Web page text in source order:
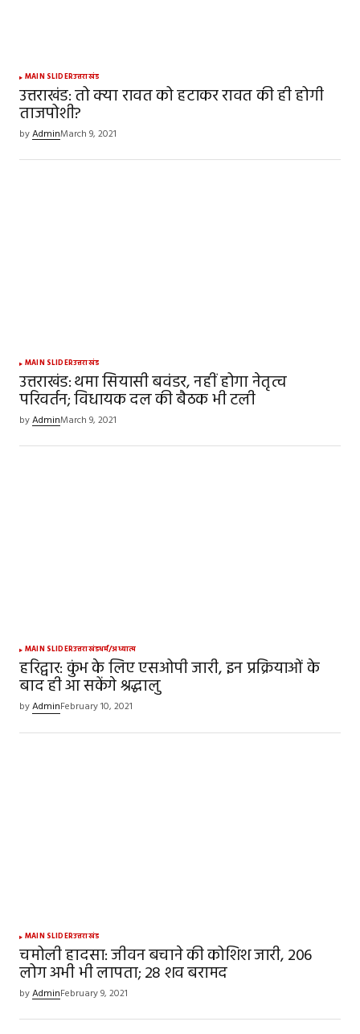
MAIN SLIDERउत्तराखंड
उत्तराखंड: तो क्या रावत को हटाकर रावत की ही होगी
ताजपोशी?
byAdminMarch 9, 2021
MAIN SLIDERउत्तराखंड
उत्तराखंड: थमा सियासी बवंडर, नहीं होगा नेतृत्व
परिवर्तन; विधायक दल की बैठक भी टली
byAdminMarch 9, 2021
MAIN SLIDERउत्तराखंडधर्म/अध्यात्म
हरिद्वार: कुंभ के लिए एसओपी जारी, इन प्रक्रियाओं के
बाद ही आ सकेंगे श्रद्धालु
byAdminFebruary 10, 2021
MAIN SLIDERउत्तराखंड
चमोली हादसा: जीवन बचाने की कोशिश जारी, 206
लोग अभी भी लापता; 28 शव बरामद
byAdminFebruary 9, 2021